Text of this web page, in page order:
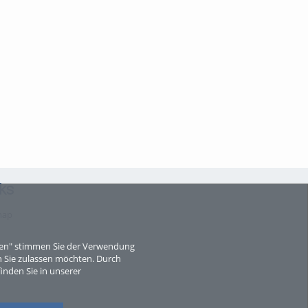
stimmen Sie der Verwendung
zulassen möchten. Durch
Sie in unserer